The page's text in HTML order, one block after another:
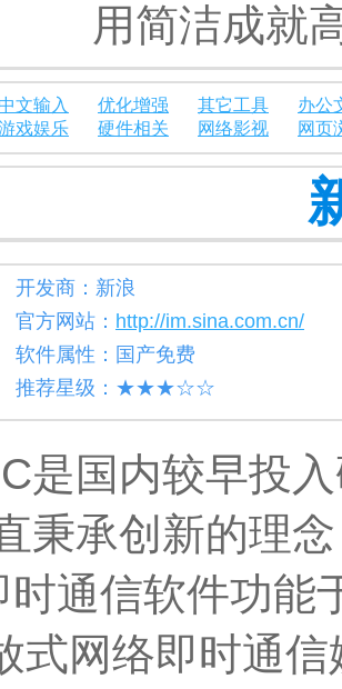
用简洁成就
中文输入 优化增强 其它工具
办公
戏娱乐 硬件相关 网络影视 网页
开发商：新浪
官方网站： http://im.sina.com.cn/
软件属性：国产免费
推荐星级：★★★☆☆
是国内较早投
秉承创新的理
时通信软件功能
式网络即时通